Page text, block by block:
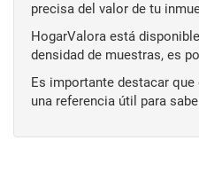
precisa del valor de tu
HogarValora está
densidad de muestras, es
Es importante destacar
una referencia útil para